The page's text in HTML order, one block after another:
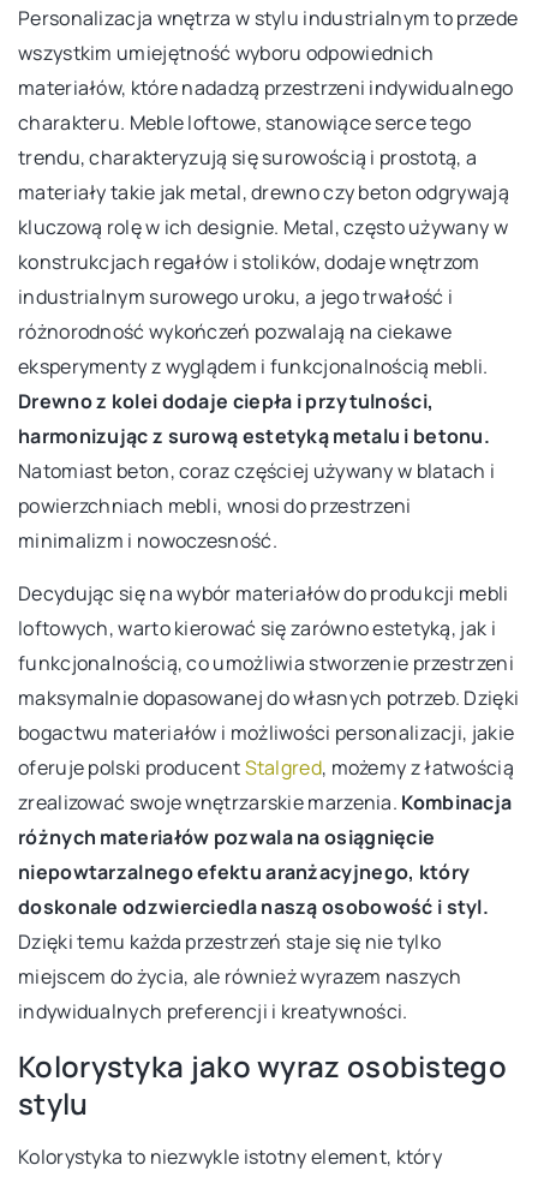
Personalizacja wnętrza w stylu industrialnym to przede
wszystkim umiejętność wyboru odpowiednich
materiałów, które nadadzą przestrzeni indywidualnego
charakteru. Meble loftowe, stanowiące serce tego
trendu, charakteryzują się surowością i prostotą, a
materiały takie jak metal, drewno czy beton odgrywają
kluczową rolę w ich designie. Metal, często używany w
konstrukcjach regałów i stolików, dodaje wnętrzom
industrialnym surowego uroku, a jego trwałość i
różnorodność wykończeń pozwalają na ciekawe
eksperymenty z wyglądem i funkcjonalnością mebli.
Drewno z kolei dodaje ciepła i przytulności,
harmonizując z surową estetyką metalu i betonu.
Natomiast beton, coraz częściej używany w blatach i
powierzchniach mebli, wnosi do przestrzeni
minimalizm i nowoczesność.
Decydując się na wybór materiałów do produkcji mebli
loftowych, warto kierować się zarówno estetyką, jak i
funkcjonalnością, co umożliwia stworzenie przestrzeni
maksymalnie dopasowanej do własnych potrzeb. Dzięki
bogactwu materiałów i możliwości personalizacji, jakie
oferuje polski producentStalgred, możemy z łatwością
zrealizować swoje wnętrzarskie marzenia. Kombinacja
różnych materiałów pozwala na osiągnięcie
niepowtarzalnego efektu aranżacyjnego, który
doskonale odzwierciedla naszą osobowość i styl.
Dzięki temu każda przestrzeń staje się nie tylko
miejscem do życia, ale również wyrazem naszych
indywidualnych preferencji i kreatywności.
Kolorystyka jako wyraz osobistego
stylu
Kolorystyka to niezwykle istotny element, który